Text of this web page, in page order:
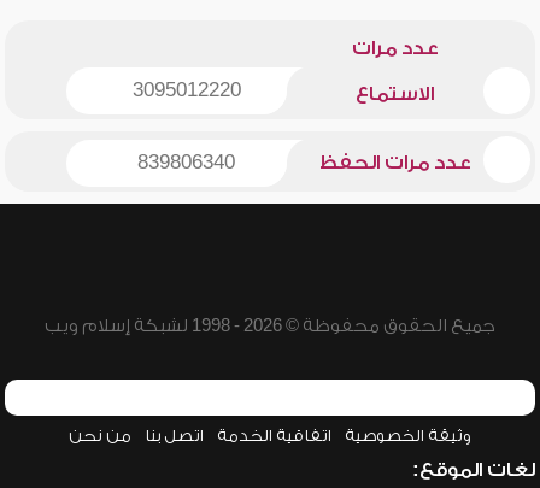
عدد مرات
الاستماع 3095012220
عدد مرات الحفظ 839806340
جميع الحقوق محفوظة © 2026 - 1998 لشبكة إسلام ويب
وثيقة الخصوصية اتفاقية الخدمة اتصل بنا من نحن
لغات الموقع: